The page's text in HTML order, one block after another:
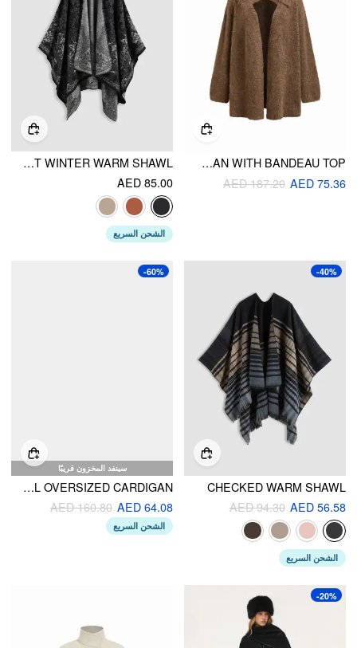
KNIT WOOL-BLEND TWO WAY LONG SLEEVE OVERSIZED CARDIGAN WITH BANDEAU TOP
AED 75.36
AED 187.20
ALL OVER PRINT WINTER WARM SHAWL
AED 85.00
الشحن السريع
-40%
CHECKED WARM SHAWL
AED 56.58
AED 94.30
الشحن السريع
سينفد المخزون قريبًا
-60%
KNIT HIGH NECK ASYMMETRICAL OVERSIZED CARDIGAN
AED 64.08
AED 160.80
الشحن السريع
-20%